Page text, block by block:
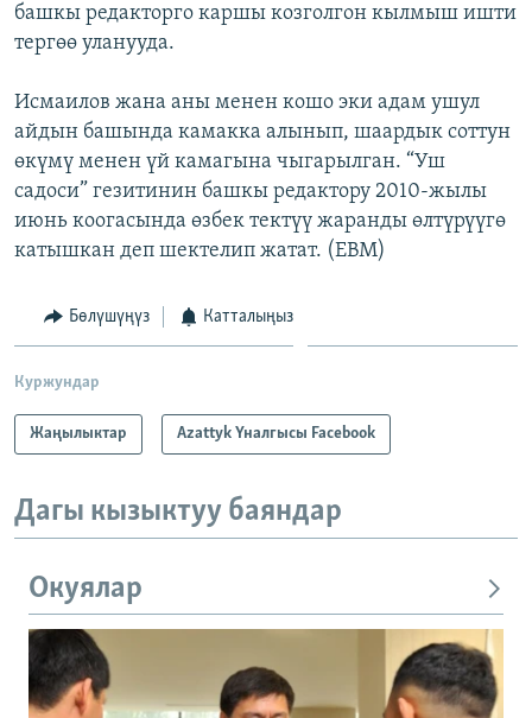
ЭЕ/АРнун бардык сайттары
башкы редакторго каршы козголгон кылмыш ишти
тергөө уланууда.
Исмаилов жана аны менен кошо эки адам ушул
айдын башында камакка алынып, шаардык соттун
өкүмү менен үй камагына чыгарылган. “Уш
садоси” гезитинин башкы редактору 2010-жылы
июнь коогасында өзбек тектүү жаранды өлтүрүүгө
катышкан деп шектелип жатат. (EBM)
Бөлүшүңүз Катталыңыз
Куржундар
Жаңылыктар Azattyk Үналгысы Facebook
Дагы кызыктуу баяндар
Окуялар